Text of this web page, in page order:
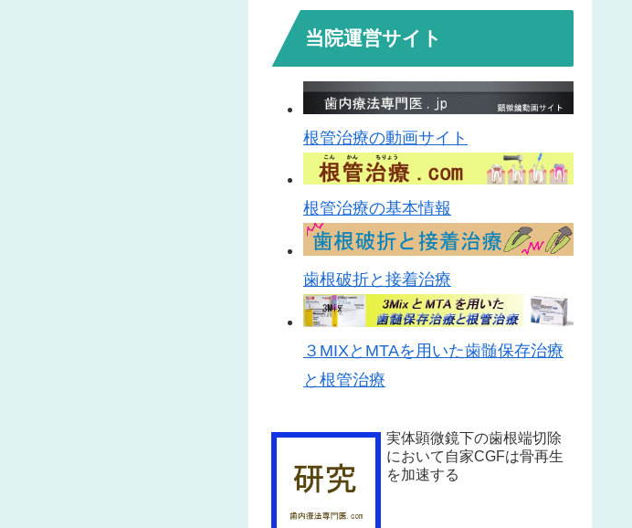
当院運営サイト
根管治療の動画サイト
根管治療の基本情報
歯根破折と接着治療
３MIXとMTAを用いた歯髄保存治療
と根管治療
実体顕微鏡下の歯根端切除
において自家CGFは骨再生
を加速する